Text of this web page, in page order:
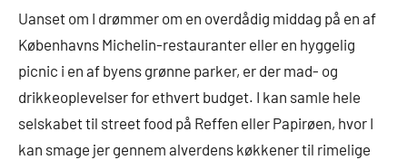
Uanset om I drømmer om en overdådig middag på en af
Københavns Michelin-restauranter eller en hyggelig
picnic i en af byens grønne parker, er der mad- og
drikkeoplevelser for ethvert budget. I kan samle hele
selskabet til street food på Reffen eller Papirøen, hvor I
kan smage jer gennem alverdens køkkener til rimelige